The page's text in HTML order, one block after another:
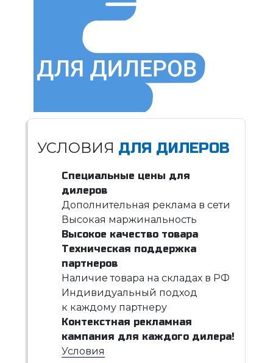
УСЛОВИЯ ДЛЯ ДИЛЕРОВ
Специальные цены для
дилеров
Дополнительная реклама в сети
Высокая маржинальность
Высокое качество товара
Техническая поддержка
партнеров
Наличие товара на складах в РФ
Индивидуальный подход
к каждому партнеру
Контекстная рекламная
кампания для каждого дилера!
Условия